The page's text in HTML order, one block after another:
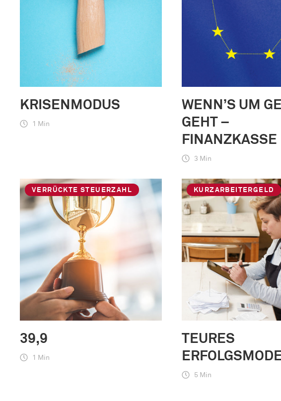
KRISENMODUS
1 Min
WENN’S UM
GEHT –
FINANZKASSE
3 Min
VERRÜCKTE STEUERZAHL
39,9
1 Min
KURZARBEITERGELD
TEURES
5 Min